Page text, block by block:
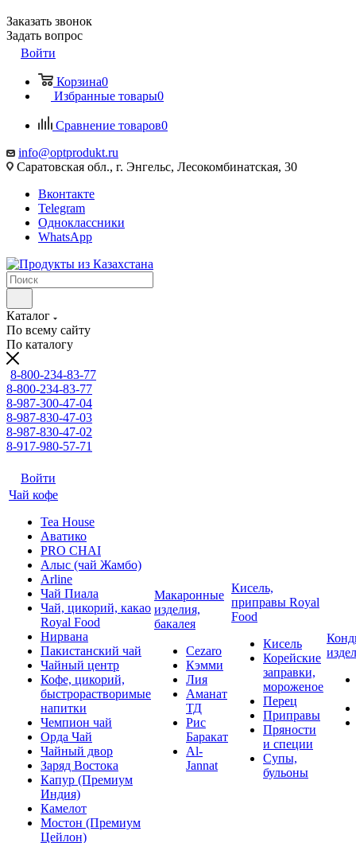
Заказать звонок
Задать вопрос
Войти
Корзина0
Избранные товары0
Сравнение товаров0
info@optprodukt.ru
Саратовская обл., г. Энгельс, Лесокомбинатская, 30
Вконтакте
Telegram
Одноклассники
WhatsApp
Каталог
По всему сайту
По каталогу
8-800-234-83-77
8-800-234-83-77
8-987-300-47-04
8-987-830-47-03
8-987-830-47-02
8-917-980-57-71
Войти
Чай кофе
Tea House
Аватико
PRO CHAI
Алыс (чай Жамбо)
Arline
Чай Пиала
Чай, цикорий, какао
Royal Food
Нирвана
Пакистанский чай
Чайный центр
Кофе, цикорий,
быстрорастворимые
напитки
Чемпион чай
Орда Чай
Чайный двор
Заряд Востока
Капур (Премиум
Индия)
Камелот
Мостон (Премиум
Цейлон)
Макаронные
изделия,
бакалея
Cezaro
Кэмми
Лия
Аманат
ТД
Рис
Баракат
Al-
Jannat
Кисель,
приправы Royal
Food
Кисель
Корейские
заправки,
мороженое
Перец
Приправы
Пряности
и специи
Супы,
бульоны